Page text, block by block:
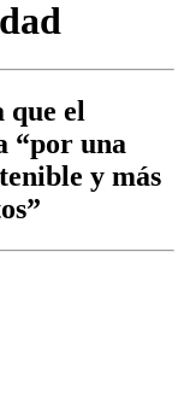
que el
“por una
y más